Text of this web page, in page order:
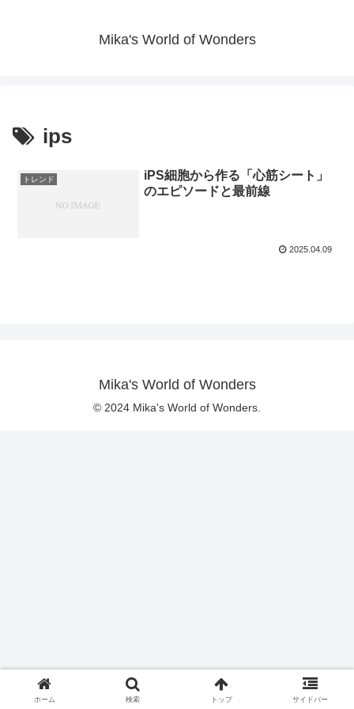
Mika's World of Wonders
ips
トレンド
iPS細胞から作る「心筋シート」
のエピソードと最前線
2025.04.09
Mika's World of Wonders
© 2024 Mika's World of Wonders.
ホーム 検索 トップ サイドバー